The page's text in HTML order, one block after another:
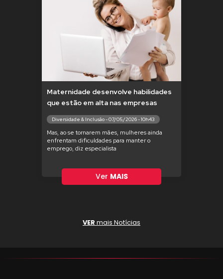
Maternidade desenvolve habilidades
que estão em alta nas empresas
Diversidade & Inclusão - 07/05/2026 - 10h43
Mas, ao se tornarem mães, mulheres ainda
enfrentam dificuldades para manter o
emprego, diz especialista
Ver MAIS
VER mais Notícias